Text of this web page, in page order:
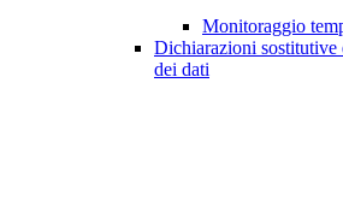
Monitoraggio
Dichiarazioni
dei dati